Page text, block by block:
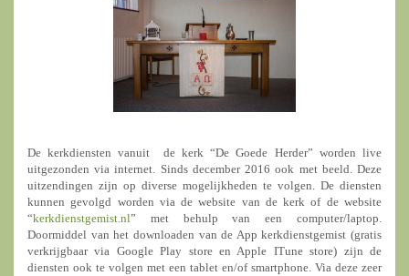
De kerkdiensten vanuit de kerk “De Goede Herder” worden live
uitgezonden via internet. Sinds december 2016 ook met beeld. Deze
uitzendingen zijn op diverse mogelijkheden te volgen. De diensten
kunnen gevolgd worden via de website van de kerk of de website
“kerkdienstgemist.nl” met behulp van een computer/laptop.
Doormiddel van het downloaden van de App kerkdienstgemist (gratis
verkrijgbaar via Google Play store en Apple ITune store) zijn de
diensten ook te volgen met een tablet en/of smartphone. Via deze zeer